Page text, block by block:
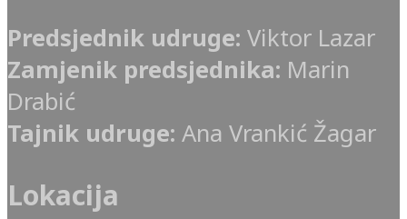
Predsjednik udruge: Viktor Lazar
Zamjenik predsjednika: Marin
Drabić
Tajnik udruge: Ana Vrankić Žagar
Lokacija